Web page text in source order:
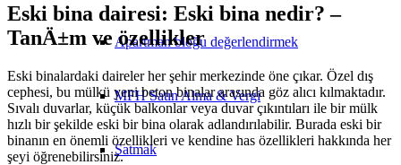
Apartman bloğu değerlendirmek
MFH Satın Alma & Vergi
Satmak
Eski bina dairesi: Eski bina nedir? –
TanÄ±m ve özellikler
Eski binalardaki daireler her şehir merkezinde öne çıkar. Özel dış
cephesi, bu mülkü yeni beton binalar arasında göz alıcı kılmaktadır.
Sıvalı duvarlar, küçük balkonlar veya duvar çıkıntıları ile bir mülk
hızlı bir şekilde eski bir bina olarak adlandırılabilir. Burada eski bir
binanın en önemli özellikleri ve kendine has özellikleri hakkında her
şeyi öğrenebilirsiniz.